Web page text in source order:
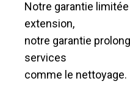
Notre garantie
extension,
notre garantie
services
comme le nettoyage.